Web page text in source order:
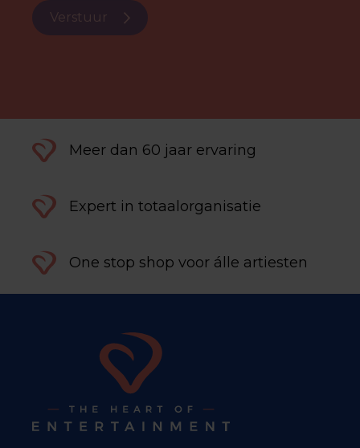
Verstuur
Meer dan 60 jaar ervaring
Expert in totaalorganisatie
One stop shop voor álle artiesten